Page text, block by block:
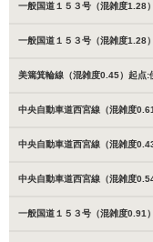
一般国道１５３号（混雑度1.28
一般国道１５３号（混雑度1.28
美篶箕輪線（混雑度0.45）起点
中央自動車道西宮線（混雑度
中央自動車道西宮線（混雑度
中央自動車道西宮線（混雑度
一般国道１５３号（混雑度0.91